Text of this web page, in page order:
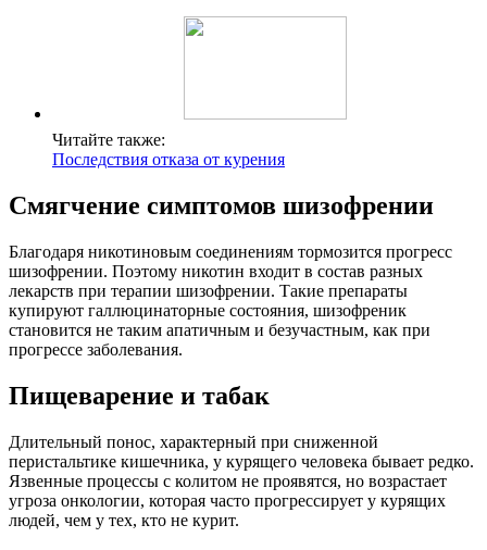
Читайте также:
Последствия отказа от курения
Смягчение симптомов шизофрении
Благодаря никотиновым соединениям тормозится прогресс
шизофрении. Поэтому никотин входит в состав разных
лекарств при терапии шизофрении. Такие препараты
купируют галлюцинаторные состояния, шизофреник
становится не таким апатичным и безучастным, как при
прогрессе заболевания.
Пищеварение и табак
Длительный понос, характерный при сниженной
перистальтике кишечника, у курящего человека бывает редко.
Язвенные процессы с колитом не проявятся, но возрастает
угроза онкологии, которая часто прогрессирует у курящих
людей, чем у тех, кто не курит.